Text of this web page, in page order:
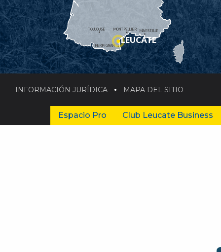
MONTPELLIER
PERPIGNAN
MARSEILLE
TOULOUSE
LEUCATE
INFORMACIÓN JURÍDICA MAPA DEL SITIO
Espacio Pro Club Leucate Business